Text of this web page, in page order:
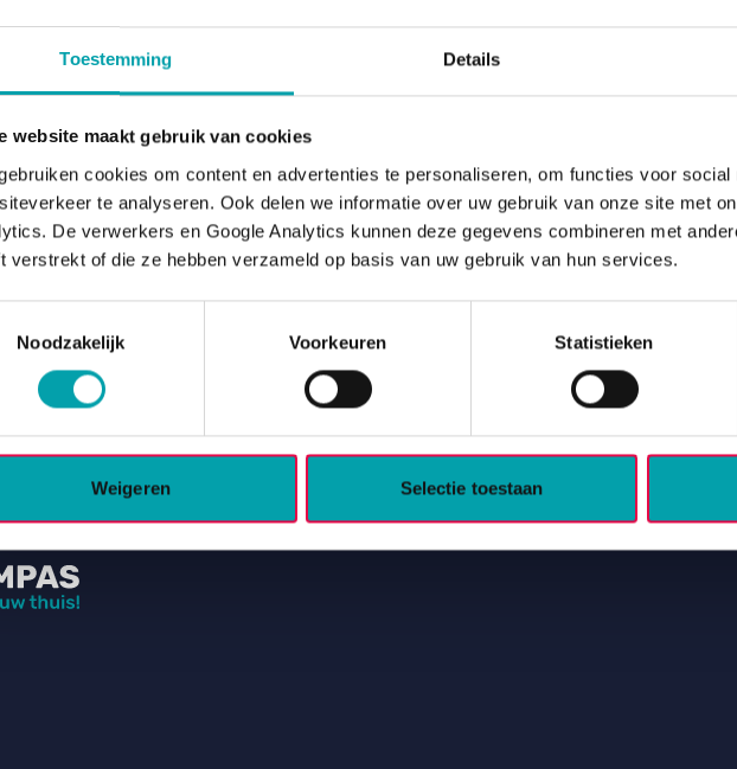
Toestemming Details
website maakt gebruik van cookies
cookies om content en advertenties te personaliseren, om functies voor social
te analyseren. Ook delen we informatie over uw gebruik van onze site met
De verwerkers en Google Analytics kunnen deze gegevens combineren met
verstrekt of die ze hebben verzameld op basis van uw gebruik van hun services.
Noodzakelijk
Voorkeuren Statistieken
Weigeren Selectie toestaan
contact met ons op.
van de 9 Drentse woningcorporaties en hun 11
van de Drentse woningcorporaties.